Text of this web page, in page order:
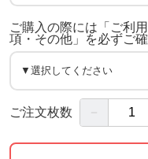
ご購入の際には「ご利
項・その他」を必ずご
ご注文枚数 －